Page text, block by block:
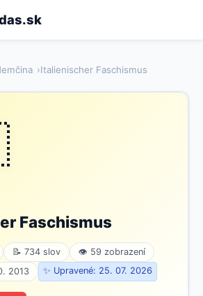
Italienischer Faschismus
Faschismus
📝 734 slov
👁 59 zobrazení
2013
✨ Upravené: 25. 07. 2026